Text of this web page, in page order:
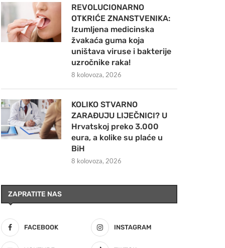
REVOLUCIONARNO
OTKRIĆE ZNANSTVENIKA:
Izumljena medicinska
žvakaća guma koja
uništava viruse i bakterije
uzročnike raka!
8 kolovoza, 2026
KOLIKO STVARNO
ZARAĐUJU LIJEČNICI? U
Hrvatskoj preko 3.000
eura, a kolike su plaće u
BiH
8 kolovoza, 2026
ZAPRATITE NAS
FACEBOOK INSTAGRAM